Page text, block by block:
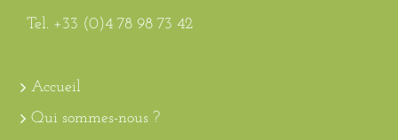
Tel. +33 (0)4 78 98 73 42
Accueil
Qui sommes-nous ?